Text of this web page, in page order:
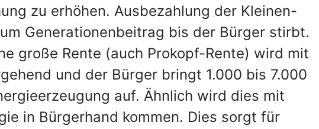
zu erhöhen. Ausbezahlung der Kleinen-
Generationenbeitrag bis der Bürger stirbt.
große Rente (auch Prokopf-Rente) wird mit
und der Bürger bringt 1.000 bis 7.000
auf. Ähnlich wird dies mit
in Bürgerhand kommen. Dies sorgt für